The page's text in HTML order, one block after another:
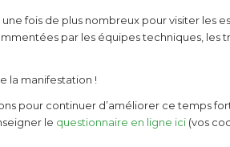
une fois de plus nombreux pour visiter les
par les équipes techniques, les
la manifestation !
pour continuer d’améliorer ce temps
le questionnaire en ligne ici (vos